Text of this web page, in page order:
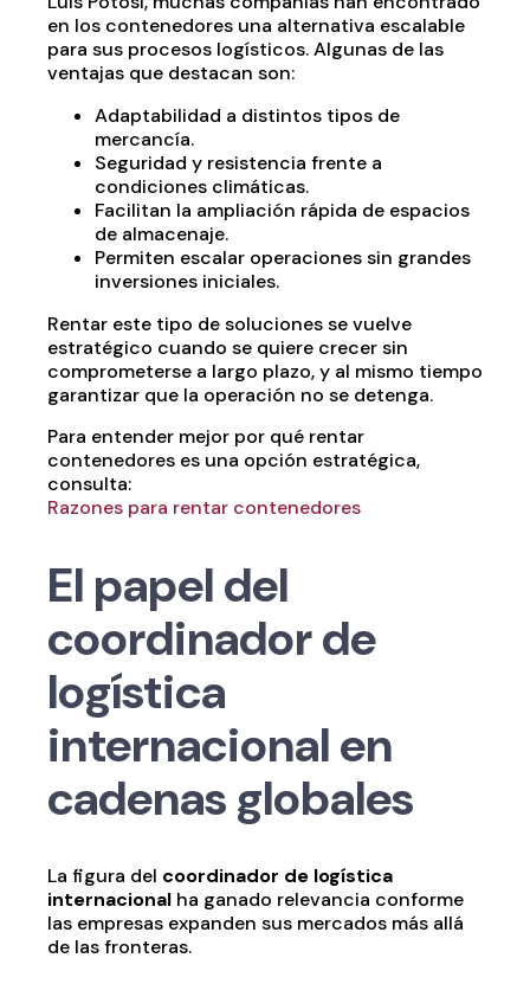
en los contenedores una alternativa escalable
para sus procesos logísticos. Algunas de las
ventajas que destacan son:
Adaptabilidad a distintos tipos de
mercancía.
Seguridad y resistencia frente a
condiciones climáticas.
Facilitan la ampliación rápida de espacios
de almacenaje.
Permiten escalar operaciones sin grandes
inversiones iniciales.
Rentar este tipo de soluciones se vuelve
estratégico cuando se quiere crecer sin
comprometerse a largo plazo, y al mismo tiempo
garantizar que la operación no se detenga.
Para entender mejor por qué rentar
contenedores es una opción estratégica,
consulta:
Razones para rentar contenedores
El papel del
coordinador de
logística
internacional en
cadenas globales
La figura del coordinador de logística
internacional ha ganado relevancia conforme
las empresas expanden sus mercados más allá
de las fronteras.